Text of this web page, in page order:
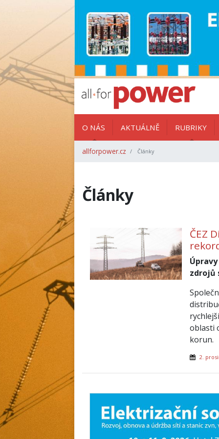
O NÁS AKTUÁLNĚ RUBRIKY
allforpower.cz Články
Články
ČEZ
zdrojů
oblasti
korun.
2.